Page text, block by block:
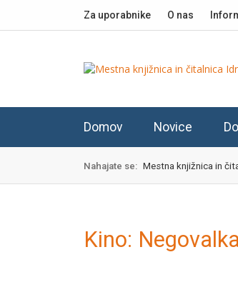
glavno
dostopnosti
Za uporabnike O nas
Domov Novice
Nahajate se: Mestna knjižnica in
Kino: